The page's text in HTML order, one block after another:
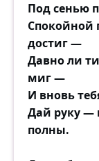
Под сенью
Спокойной
достиг —
Давно ли
миг —
И вновь
Дай руку —
полны.